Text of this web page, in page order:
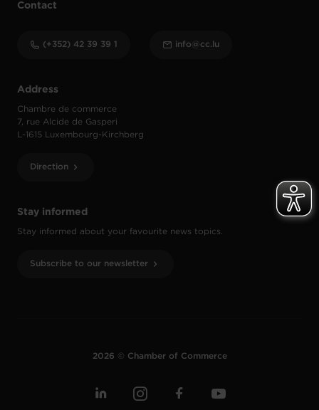
Stay informed
Stay informed about your favourite news topics.
Subscribe to our newsletter
Address
Chambre de commerce
7, rue Alcide de Gasperi
L-1615 Luxembourg-Kirchberg
Direction
Contact
(+352) 42 39 39 1 info@cc.lu
2026 © Chamber of Commerce